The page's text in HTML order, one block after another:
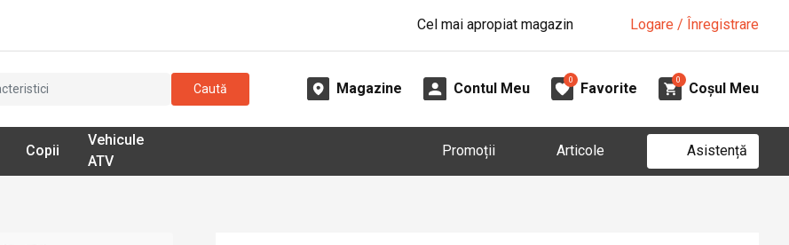
Cel mai apropiat magazin Logare / Înregistrare
Caută Magazine Contul Meu
0
Favorite
0
Coșul Meu
Copii
Vehicule
ATV
Promoții Articole Asistență